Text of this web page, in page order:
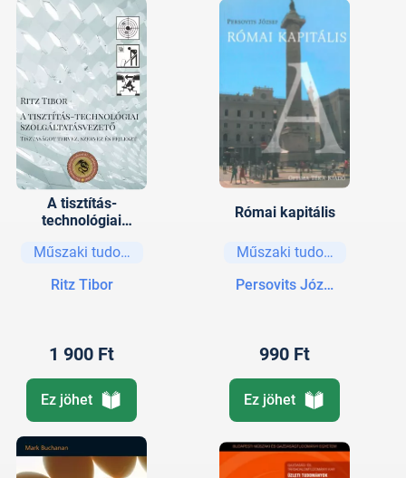
A tisztítás-
technológiai
- Tisztaságot
fejleszt
Műszaki tudományok
Ritz Tibor
1 900 Ft
Ez jöhet
Római kapitális
Műszaki tudományok
Persovits József
990 Ft
Ez jöhet